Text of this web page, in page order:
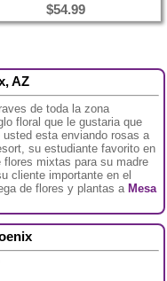
$54.99
AZ
de toda la zona
floral que le gustaria que
esta enviando rosas a
su estudiante favorito en
flores mixtas para su madre
cliente importante en el
de flores y plantas a Mesa